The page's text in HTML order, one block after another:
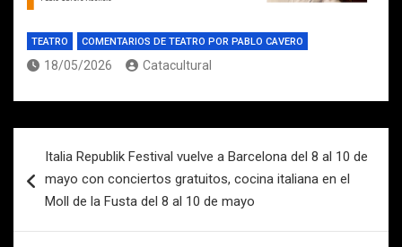
TEATRO COMENTARIOS DE TEATRO POR PABLO CAVERO
18/05/2026 Catacultural
de
entradas
Italia Republik Festival vuelve a Barcelona del 8 al 10 de
mayo con conciertos gratuitos, cocina italiana en el
Moll de la Fusta del 8 al 10 de mayo